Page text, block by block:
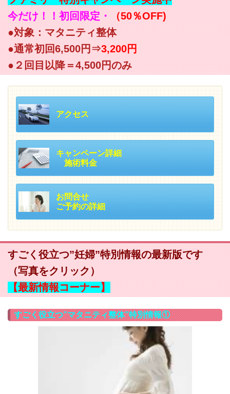
今だけ！！初回限定・
（50％OFF)
●対象：マタニティ整体
●通常初回6,500円⇒3,200円
●２回目以降＝4,500円のみ
アクセス
キャンペーン詳細
施術料金
お問合せ
ご予約の詳細
すごく役立つ”妊婦”特別情報の最新版です
（写真をクリック）
【最新情報コーナー】
すごく役立つ”マタニティ整体”特別情報①